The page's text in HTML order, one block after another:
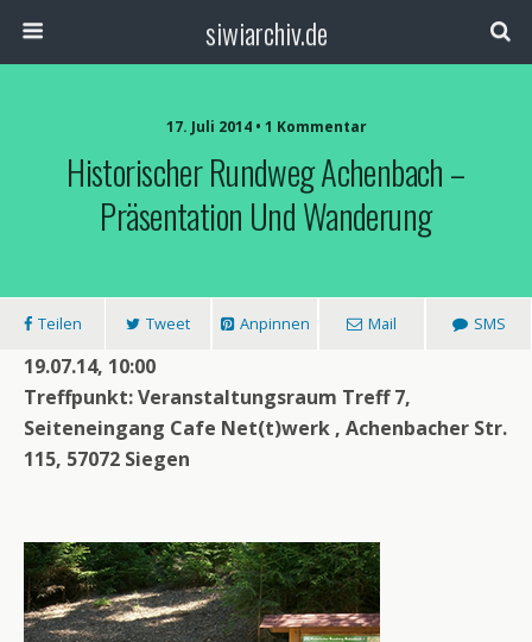
siwiarchiv.de
17. Juli 2014 • 1 Kommentar
Historischer Rundweg Achenbach –
Präsentation Und Wanderung
Teilen Tweet Anpinnen Mail SMS
19.07.14, 10:00
Treffpunkt: Veranstaltungsraum Treff 7,
Seiteneingang Cafe Net(t)werk , Achenbacher Str.
115, 57072 Siegen